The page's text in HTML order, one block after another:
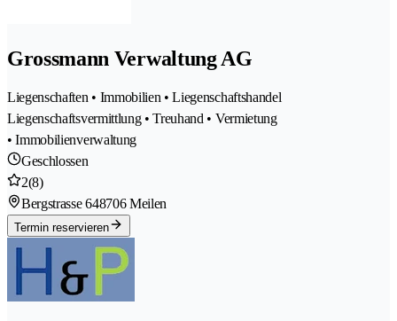
Grossmann Verwaltung AG
Liegenschaften • Immobilien • Liegenschaftshandel
Liegenschaftsvermittlung • Treuhand • Vermietung
• Immobilienverwaltung
Geschlossen
2(8)
Bergstrasse 648706 Meilen
Termin reservieren